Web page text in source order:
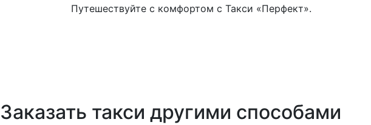
Путешествуйте с комфортом с Такси «Перфект».
Заказать такси другими способами